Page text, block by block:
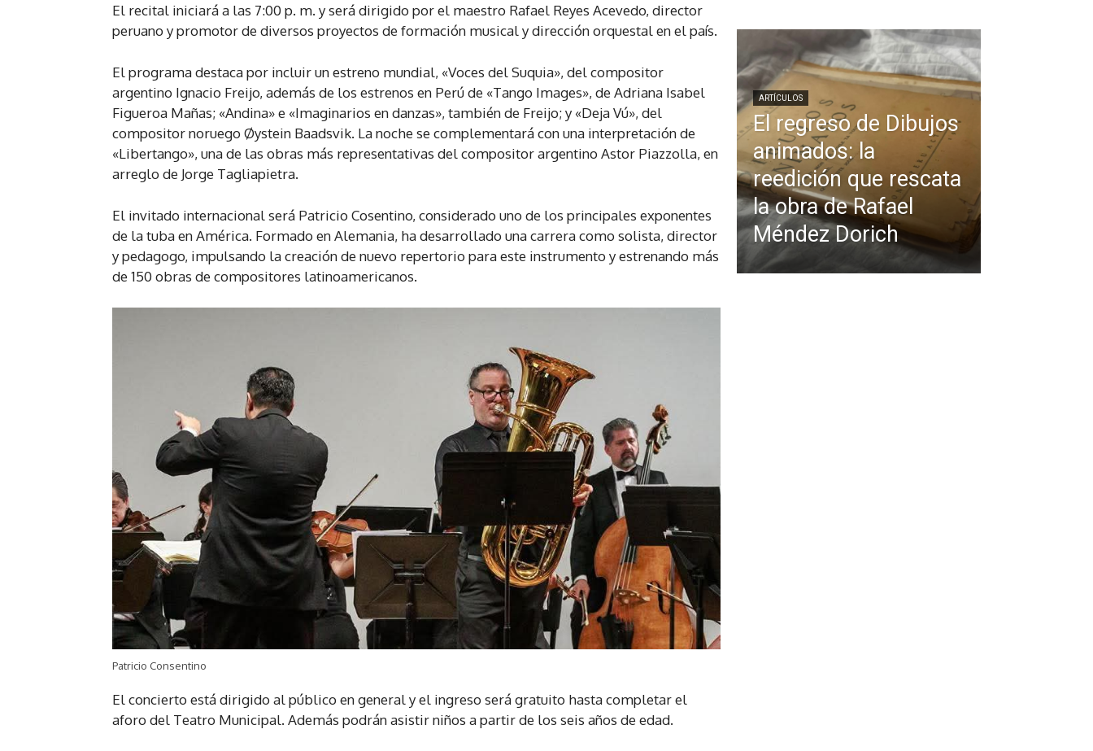
El recital iniciará a las 7:00 p. m. y será dirigido por el maestro Rafael Reyes Acevedo, director
peruano y promotor de diversos proyectos de formación musical y dirección orquestal en el país.
El programa destaca por incluir un estreno mundial, «Voces del Suquia», del compositor
argentino Ignacio Freijo, además de los estrenos en Perú de «Tango Images», de Adriana Isabel
Figueroa Mañas; «Andina» e «Imaginarios en danzas», también de Freijo; y «Deja Vú», del
compositor noruego Øystein Baadsvik. La noche se complementará con una interpretación de
«Libertango», una de las obras más representativas del compositor argentino Astor Piazzolla, en
arreglo de Jorge Tagliapietra.
El invitado internacional será Patricio Cosentino, considerado uno de los principales exponentes
de la tuba en América. Formado en Alemania, ha desarrollado una carrera como solista, director
y pedagogo, impulsando la creación de nuevo repertorio para este instrumento y estrenando más
de 150 obras de compositores latinoamericanos.
Patricio Consentino
El concierto está dirigido al público en general y el ingreso será gratuito hasta completar el
aforo del Teatro Municipal. Además podrán asistir niños a partir de los seis años de edad.
ARTÍCULOS
El regreso de Dibujos
animados: la
reedición que rescata
la obra de Rafael
Méndez Dorich